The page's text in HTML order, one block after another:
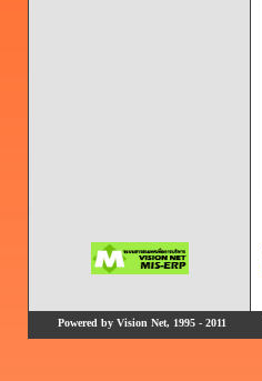
Powered by Vision Net, 1995 - 2011